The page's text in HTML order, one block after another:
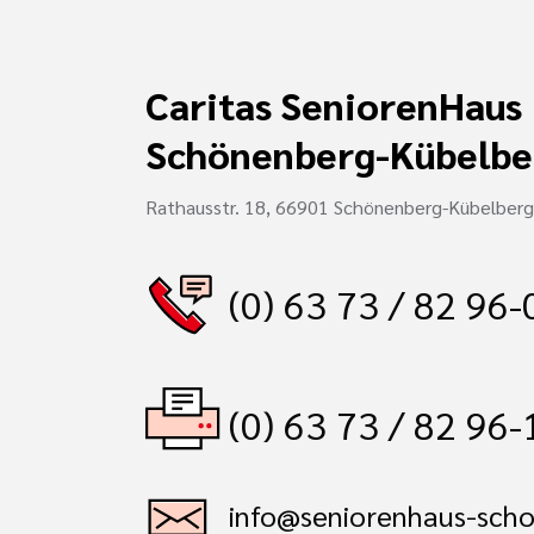
Caritas SeniorenHaus
Schönenberg-
Rathausstr. 18, 66901 Schönenberg-Kübelberg
(0) 63 73 / 82 96-
(0) 63 73 / 82 96-
info@seniorenhaus-